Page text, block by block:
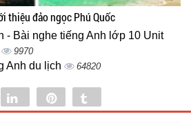
thiệu đảo ngọc Phú Quốc
- Bài nghe tiếng Anh lớp 10 Unit
9970
Anh du lịch 64820
Share